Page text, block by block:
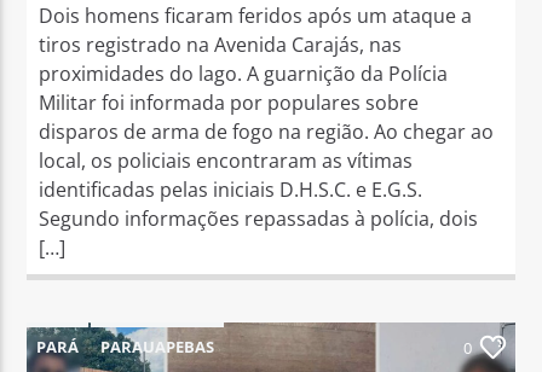
Dois homens ficaram feridos após um ataque a
tiros registrado na Avenida Carajás, nas
proximidades do lago. A guarnição da Polícia
Militar foi informada por populares sobre
disparos de arma de fogo na região. Ao chegar ao
local, os policiais encontraram as vítimas
identificadas pelas iniciais D.H.S.C. e E.G.S.
Segundo informações repassadas à polícia, dois
[…]
PARÁ PARAUAPEBAS 0